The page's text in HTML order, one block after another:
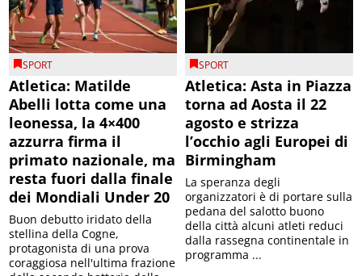
SPORT
Atletica: Matilde
Abelli lotta come una
leonessa, la 4×400
azzurra firma il
primato nazionale, ma
resta fuori dalla finale
dei Mondiali Under 20
Buon debutto iridato della
stellina della Cogne,
protagonista di una prova
coraggiosa nell'ultima frazione
SPORT
Atletica: Asta in Piazza
torna ad Aosta il 22
agosto e strizza
l’occhio agli Europei di
Birmingham
La speranza degli
organizzatori è di portare sulla
pedana del salotto buono
della città alcuni atleti reduci
dalla rassegna continentale in
programma ...